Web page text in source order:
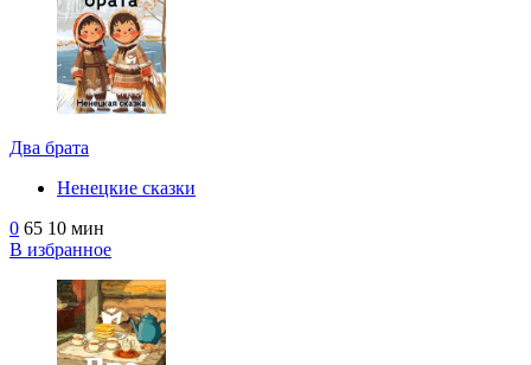
Два брата
Ненецкие сказки
0 65 10 мин
В избранное